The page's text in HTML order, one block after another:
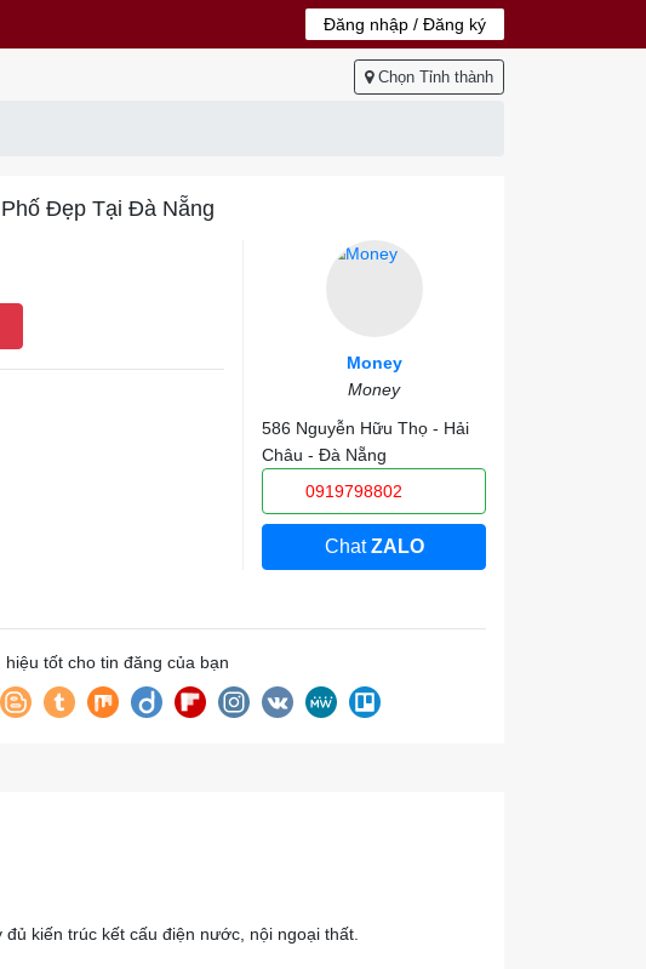
Đăng nhập / Đăng ký
Chọn Tỉnh thành
Đẹp Tại Đà Nẵng
Money
Money
586 Nguyễn Hữu Thọ - Hải
Châu - Đà Nẵng
0919798802
ChatZALO
tốt cho tin đăng của bạn
kiến trúc kết cấu điện nước, nội ngoại thất.